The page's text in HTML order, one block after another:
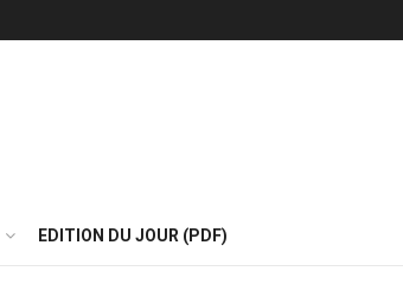
EDITION DU JOUR (PDF)